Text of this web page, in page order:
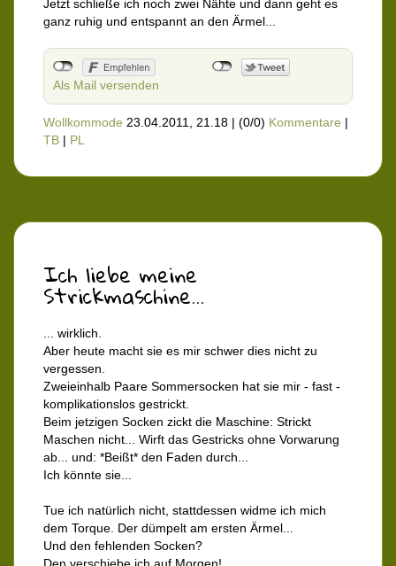
Jetzt schließe ich noch zwei Nähte und dann geht es
ganz ruhig und entspannt an den Ärmel...
Als Mail versenden
Wollkommode 23.04.2011, 21.18 | (0/0) Kommentare |
TB | PL
Ich liebe meine
Strickmaschine...
... wirklich.
Aber heute macht sie es mir schwer dies nicht zu
vergessen.
Zweieinhalb Paare Sommersocken hat sie mir - fast -
komplikationslos gestrickt.
Beim jetzigen Socken zickt die Maschine: Strickt
Maschen nicht... Wirft das Gestricks ohne Vorwarung
ab... und: *Beißt* den Faden durch...
Ich könnte sie...
Tue ich natürlich nicht, stattdessen widme ich mich
dem Torque. Der dümpelt am ersten Ärmel...
Und den fehlenden Socken?
Den verschiebe ich auf Morgen!